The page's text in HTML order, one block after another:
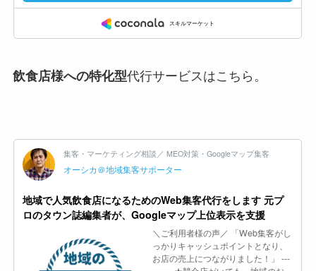
飲食店様への特化型代行サービスはこちら。